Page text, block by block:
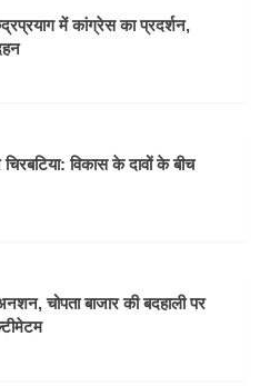
में कांग्रेस का प्रदर्शन,
विकास के दावों के बीच
चोपता बाजार की बदहाली पर